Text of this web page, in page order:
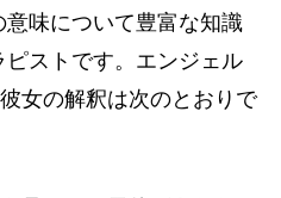
味について豊富な知識
ストです。エンジェル
女の解釈は次のとおりで